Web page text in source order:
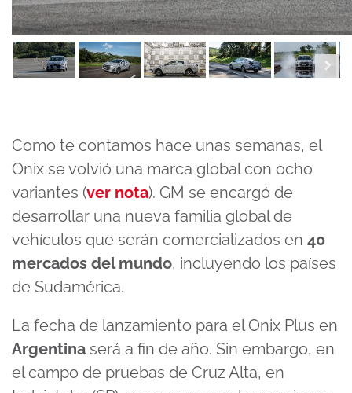
Como te contamos hace unas semanas, el
Onix se volvió una marca global con ocho
variantes (ver nota). GM se encargó de
desarrollar una nueva familia global de
vehículos que serán comercializados en 40
mercados del mundo, incluyendo los países
de Sudamérica.
La fecha de lanzamiento para el Onix Plus en
Argentina será a fin de año. Sin embargo, en
el campo de pruebas de Cruz Alta, en